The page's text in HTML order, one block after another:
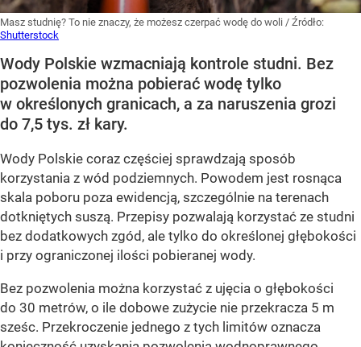
Masz studnię? To nie znaczy, że możesz czerpać wodę do woli / Źródło:
Shutterstock
Wody Polskie wzmacniają kontrole studni. Bez
pozwolenia można pobierać wodę tylko
w określonych granicach, a za naruszenia grozi
do 7,5 tys. zł kary.
Wody Polskie coraz częściej sprawdzają sposób
korzystania z wód podziemnych. Powodem jest rosnąca
skala poboru poza ewidencją, szczególnie na terenach
dotkniętych suszą. Przepisy pozwalają korzystać ze studni
bez dodatkowych zgód, ale tylko do określonej głębokości
i przy ograniczonej ilości pobieranej wody.
Bez pozwolenia można korzystać z ujęcia o głębokości
do 30 metrów, o ile dobowe zużycie nie przekracza 5 m
sześc. Przekroczenie jednego z tych limitów oznacza